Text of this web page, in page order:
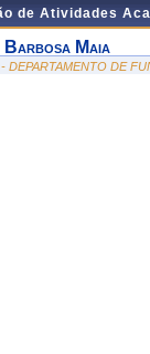
de Atividades
Barbosa Maia
DEPARTAMENTO DE